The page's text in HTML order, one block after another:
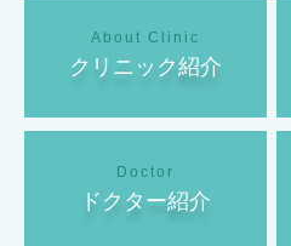
クリニック紹介
ドクター紹介